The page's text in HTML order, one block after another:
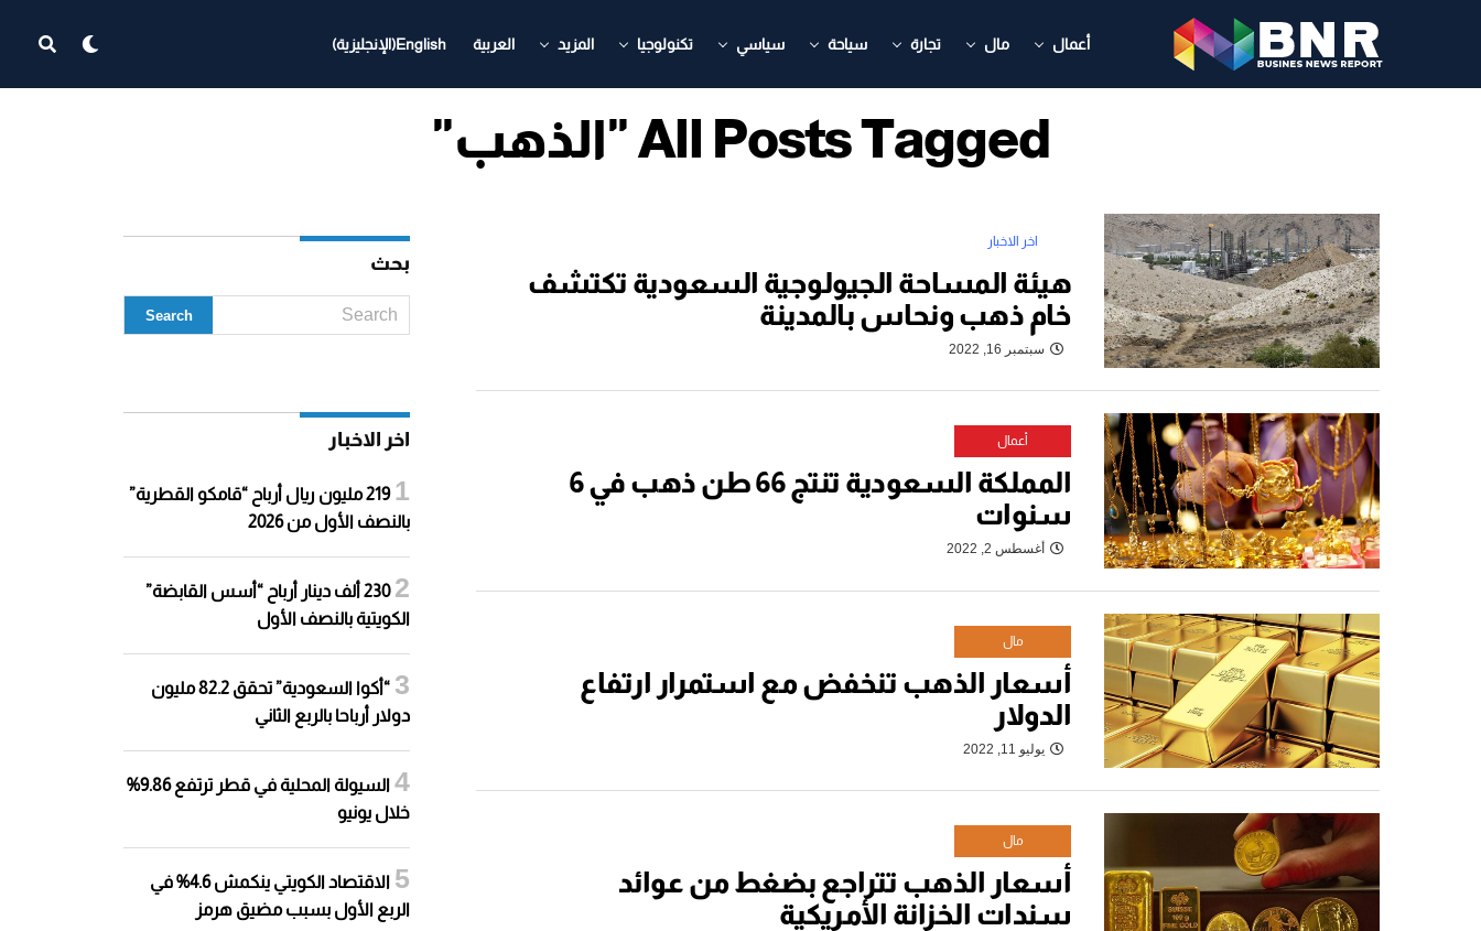
أعمال مال تجارة سياحة سياسي تكنولوجيا المزيد العربية English
(الإنجليزية)
All Posts Tagged "الذهب"
اخر الاخبار
هيئة المساحة الجيولوجية السعودية تكتشف
خام ذهب ونحاس بالمدينة
سبتمبر 16, 2022
أعمال
المملكة السعودية تنتج 66 طن ذهب في 6
سنوات
أغسطس 2, 2022
مال
أسعار الذهب تنخفض مع استمرار ارتفاع
الدولار
يوليو 11, 2022
مال
أسعار الذهب تتراجع بضغط من عوائد
سندات الخزانة الأمريكية
بحث
اخر الاخبار
219 مليون ريال أرباح “قامكو القطرية”
بالنصف الأول من 2026
230 ألف دينار أرباح “أسس القابضة”
الكويتية بالنصف الأول
“أكوا السعودية” تحقق 82.2 مليون
دولار أرباحا بالربع الثاني
السيولة المحلية في قطر ترتفع 9.86%
خلال يونيو
الاقتصاد الكويتي ينكمش 4.6% في
الربع الأول بسبب مضيق هرمز